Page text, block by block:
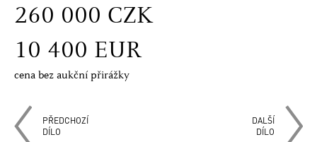
260 000 CZK
10 400 EUR
cena bez aukční přirážky
PŘEDCHOZÍ
DÍLO
DALŠÍ
DÍLO